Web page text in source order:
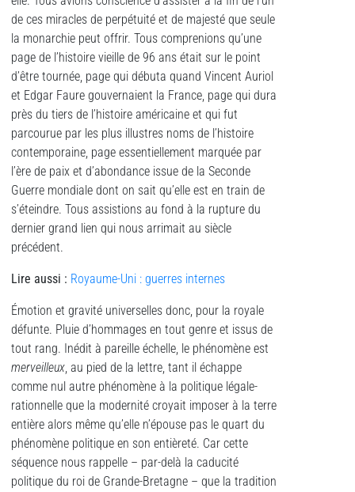
de ces miracles de perpétuité et de majesté que seule
la monarchie peut offrir. Tous comprenions qu’une
page de l’histoire vieille de 96 ans était sur le point
d’être tournée, page qui débuta quand Vincent Auriol
et Edgar Faure gouvernaient la France, page qui dura
près du tiers de l’histoire américaine et qui fut
parcourue par les plus illustres noms de l’histoire
contemporaine, page essentiellement marquée par
l’ère de paix et d’abondance issue de la Seconde
Guerre mondiale dont on sait qu’elle est en train de
s’éteindre. Tous assistions au fond à la rupture du
dernier grand lien qui nous arrimait au siècle
précédent.
Lire aussi : Royaume-Uni : guerres internes
Émotion et gravité universelles donc, pour la royale
défunte. Pluie d’hommages en tout genre et issus de
tout rang. Inédit à pareille échelle, le phénomène est
merveilleux, au pied de la lettre, tant il échappe
comme nul autre phénomène à la politique légale-
rationnelle que la modernité croyait imposer à la terre
entière alors même qu’elle n’épouse pas le quart du
phénomène politique en son entièreté. Car cette
séquence nous rappelle – par-delà la caducité
politique du roi de Grande-Bretagne – que la tradition